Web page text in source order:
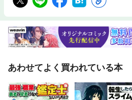
あわせてよく買われている本